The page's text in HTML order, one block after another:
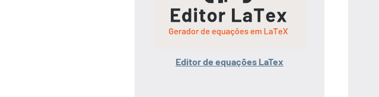
Editor de equações LaTex